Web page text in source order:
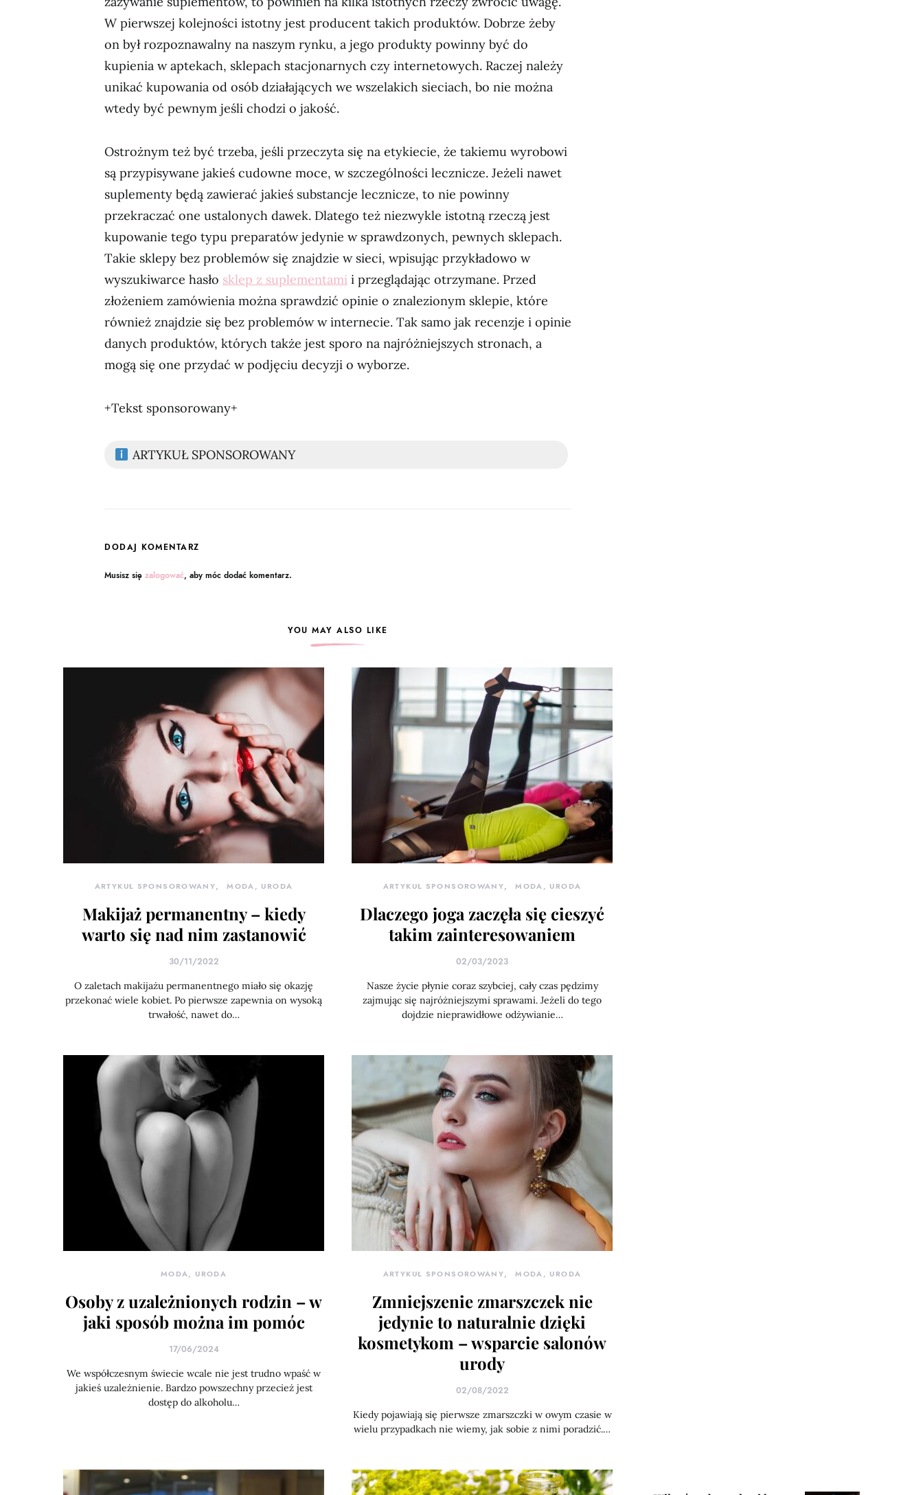
W pierwszej kolejności istotny jest producent takich produktów. Dobrze żeby
on był rozpoznawalny na naszym rynku, a jego produkty powinny być do
kupienia w aptekach, sklepach stacjonarnych czy internetowych. Raczej należy
unikać kupowania od osób działających we wszelakich sieciach, bo nie można
wtedy być pewnym jeśli chodzi o jakość.
Ostrożnym też być trzeba, jeśli przeczyta się na etykiecie, że takiemu wyrobowi
są przypisywane jakieś cudowne moce, w szczególności lecznicze. Jeżeli nawet
suplementy będą zawierać jakieś substancje lecznicze, to nie powinny
przekraczać one ustalonych dawek. Dlatego też niezwykle istotną rzeczą jest
kupowanie tego typu preparatów jedynie w sprawdzonych, pewnych sklepach.
Takie sklepy bez problemów się znajdzie w sieci, wpisując przykładowo w
wyszukiwarce hasło sklep z suplementami i przeglądając otrzymane. Przed
złożeniem zamówienia można sprawdzić opinie o znalezionym sklepie, które
również znajdzie się bez problemów w internecie. Tak samo jak recenzje i opinie
danych produktów, których także jest sporo na najróżniejszych stronach, a
mogą się one przydać w podjęciu decyzji o wyborze.
+Tekst sponsorowany+
ARTYKUŁ SPONSOROWANY
DODAJ KOMENTARZ
Musisz się zalogować, aby móc dodać komentarz.
YOU MAY ALSO LIKE
ARTYKUŁ SPONSOROWANY MODA, URODA
Makijaż permanentny – kiedy
warto się nad nim zastanowić
30/11/2022
O zaletach makijażu permanentnego miało się okazję
przekonać wiele kobiet. Po pierwsze zapewnia on wysoką
trwałość, nawet do…
ARTYKUŁ SPONSOROWANY MODA, URODA
Dlaczego joga zaczęła się cieszyć
takim zainteresowaniem
02/03/2023
Nasze życie płynie coraz szybciej, cały czas pędzimy
zajmując się najróżniejszymi sprawami. Jeżeli do tego
dojdzie nieprawidłowe odżywianie…
MODA, URODA
Osoby z uzależnionych rodzin – w
jaki sposób można im pomóc
17/06/2024
We współczesnym świecie wcale nie jest trudno wpaść w
jakieś uzależnienie. Bardzo powszechny przecież jest
dostęp do alkoholu…
ARTYKUŁ SPONSOROWANY MODA, URODA
Zmniejszenie zmarszczek nie
jedynie to naturalnie dzięki
kosmetykom – wsparcie salonów
urody
02/08/2022
Kiedy pojawiają się pierwsze zmarszczki w owym czasie w
wielu przypadkach nie wiemy, jak sobie z nimi poradzić.…